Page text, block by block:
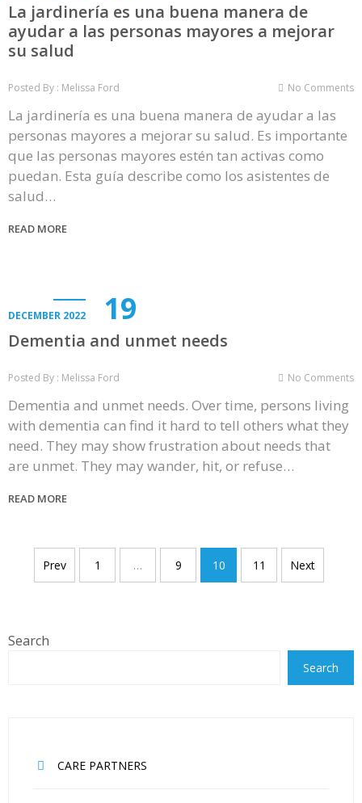
La jardinería es una buena manera de
ayudar a las personas mayores a mejorar
su salud
Posted By : Melissa Ford No Comments
La jardinería es una buena manera de ayudar a las
personas mayores a mejorar su salud. Es importante
que las personas mayores estén tan activas como
puedan. Esta guía describe como los asistentes de
salud…
READ MORE
DECEMBER 2022 19
Dementia and unmet needs
Posted By : Melissa Ford No Comments
Dementia and unmet needs. Over time, persons living
with dementia can find it hard to tell others what they
need. They may show frustration about needs that
are unmet. They may wander, hit, or refuse…
READ MORE
Posts
navigation
Prev 1 … 9 10 11 Next
Search
Search
CARE PARTNERS